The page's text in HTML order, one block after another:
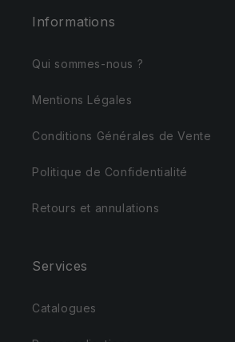
Informations
Qui sommes-nous ?
Mentions Légales
Conditions Générales de Vente
Politique de Confidentialité
Retours et annulations
Services
Catalogues